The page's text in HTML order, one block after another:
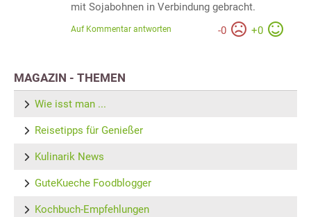
mit Sojabohnen in Verbindung gebracht.
-0 +0
Auf Kommentar antworten
MAGAZIN - THEMEN
Wie isst man ...
Reisetipps für Genießer
Kulinarik News
GuteKueche Foodblogger
Kochbuch-Empfehlungen